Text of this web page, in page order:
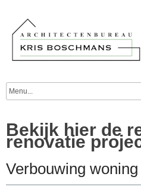
Bekijk hier de
renovatie
Verbouwing